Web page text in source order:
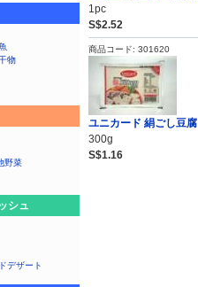
物
野菜
シュ
デザート
1pc
S$2.52
商品コード: 301620
ユニカード 絹ごし豆腐
300g
S$1.16